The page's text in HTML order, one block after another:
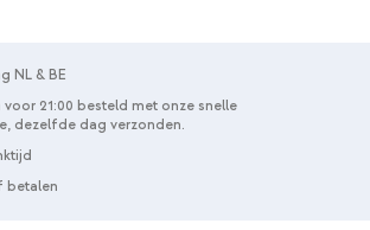
NL & BE
21:00 besteld met onze snelle
dezelfde dag verzonden.
betalen